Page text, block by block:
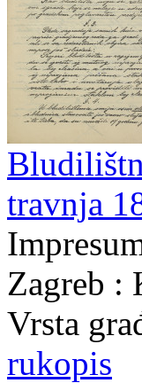
travnja
Zagreb :
Vrsta
rukopis